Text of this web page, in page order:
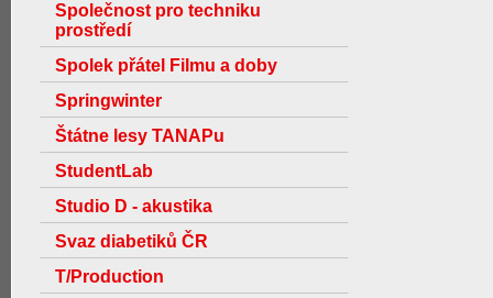
Společnost pro techniku
prostředí
Spolek přátel Filmu a doby
Springwinter
Štátne lesy TANAPu
StudentLab
Studio D - akustika
Svaz diabetiků ČR
T/Production